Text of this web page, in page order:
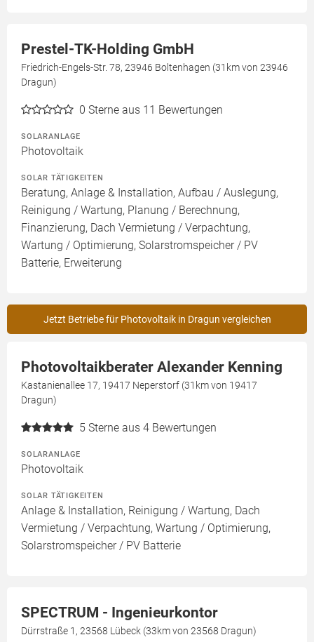
Prestel-TK-Holding GmbH
Friedrich-Engels-Str. 78, 23946 Boltenhagen (31km von 23946
Dragun)
0 Sterne aus 11 Bewertungen
SOLARANLAGE
Photovoltaik
SOLAR TÄTIGKEITEN
Beratung, Anlage & Installation, Aufbau / Auslegung,
Reinigung / Wartung, Planung / Berechnung,
Finanzierung, Dach Vermietung / Verpachtung,
Wartung / Optimierung, Solarstromspeicher / PV
Batterie, Erweiterung
Jetzt Betriebe für Photovoltaik in Dragun vergleichen
Photovoltaikberater Alexander Kenning
Kastanienallee 17, 19417 Neperstorf (31km von 19417
Dragun)
5 Sterne aus 4 Bewertungen
SOLARANLAGE
Photovoltaik
SOLAR TÄTIGKEITEN
Anlage & Installation, Reinigung / Wartung, Dach
Vermietung / Verpachtung, Wartung / Optimierung,
Solarstromspeicher / PV Batterie
SPECTRUM - Ingenieurkontor
Dürrstraße 1, 23568 Lübeck (33km von 23568 Dragun)